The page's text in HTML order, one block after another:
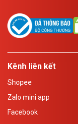
Kênh liên kết
Shopee
Zalo mini app
Facebook